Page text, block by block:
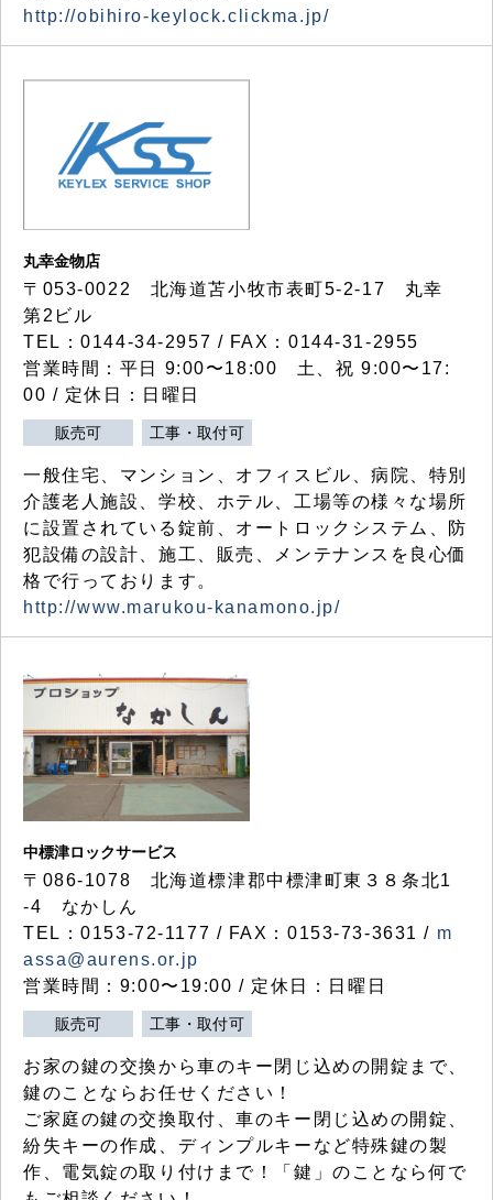
http://obihiro-keylock.clickma.jp/
丸幸金物店
〒053-0022 北海道苫小牧市表町5-2-17 丸幸
第2ビル
TEL：0144-34-2957 / FAX：0144-31-2955
営業時間：平日 9:00〜18:00 土、祝 9:00〜17:
00 / 定休日：日曜日
販売可 工事・取付可
一般住宅、マンション、オフィスビル、病院、特別
介護老人施設、学校、ホテル、工場等の様々な場所
に設置されている錠前、オートロックシステム、防
犯設備の設計、施工、販売、メンテナンスを良心価
格で行っております。
http://www.marukou-kanamono.jp/
中標津ロックサービス
〒086-1078 北海道標津郡中標津町東３８条北1
-4 なかしん
TEL：0153-72-1177 / FAX：0153-73-3631 / m
assa@aurens.or.jp
営業時間：9:00〜19:00 / 定休日：日曜日
販売可 工事・取付可
お家の鍵の交換から車のキー閉じ込めの開錠まで、
鍵のことならお任せください！
ご家庭の鍵の交換取付、車のキー閉じ込めの開錠、
紛失キーの作成、ディンプルキーなど特殊鍵の製
作、電気錠の取り付けまで！「鍵」のことなら何で